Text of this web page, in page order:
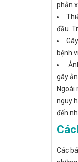
phản
đầu.
bệnh
gây
nguy
đến
Các